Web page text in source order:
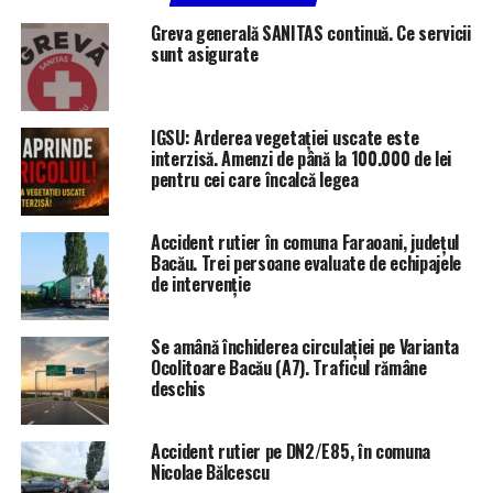
Greva generală SANITAS continuă. Ce servicii
sunt asigurate
IGSU: Arderea vegetației uscate este
interzisă. Amenzi de până la 100.000 de lei
pentru cei care încalcă legea
Accident rutier în comuna Faraoani, județul
Bacău. Trei persoane evaluate de echipajele
de intervenție
Se amână închiderea circulației pe Varianta
Ocolitoare Bacău (A7). Traficul rămâne
deschis
Accident rutier pe DN2/E85, în comuna
Nicolae Bălcescu